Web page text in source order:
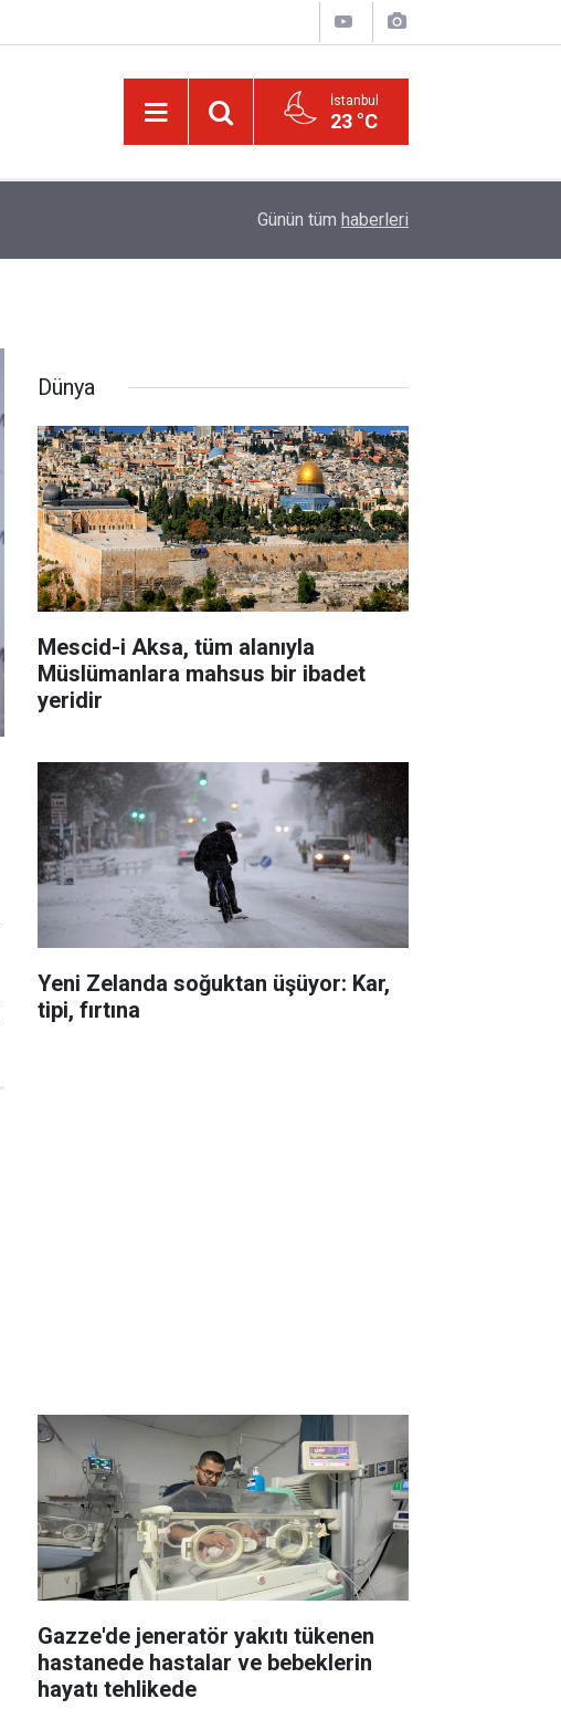
İstanbul
23 °C
Bildirilmedi mi ki insan için, kendi çalıştığından
Günün tüm haberleri
Dünya
Mescid-i Aksa, tüm alanıyla
Müslümanlara mahsus bir ibadet
yeridir
Yeni Zelanda soğuktan üşüyor: Kar,
tipi, fırtına
Gazze'de jeneratör yakıtı tükenen
hastanede hastalar ve bebeklerin
hayatı tehlikede